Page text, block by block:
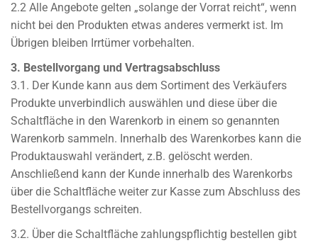
2.2 Alle Angebote gelten „solange der Vorrat reicht“, wenn
nicht bei den Produkten etwas anderes vermerkt ist. Im
Übrigen bleiben Irrtümer vorbehalten.
3. Bestellvorgang und Vertragsabschluss
3.1. Der Kunde kann aus dem Sortiment des Verkäufers
Produkte unverbindlich auswählen und diese über die
Schaltfläche in den Warenkorb in einem so genannten
Warenkorb sammeln. Innerhalb des Warenkorbes kann die
Produktauswahl verändert, z.B. gelöscht werden.
Anschließend kann der Kunde innerhalb des Warenkorbs
über die Schaltfläche weiter zur Kasse zum Abschluss des
Bestellvorgangs schreiten.
3.2. Über die Schaltfläche zahlungspflichtig bestellen gibt